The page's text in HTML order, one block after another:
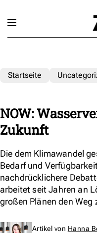
Startseite
NOW:
Zukunft
Die dem Klimawandel
Bedarf und
nachdrücklichere
arbeitet seit Jahren an
großen Plänen den
Artikel von Hanna